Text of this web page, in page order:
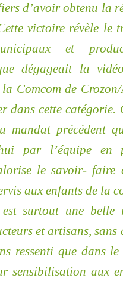
d’avoir obtenu la
victoire révèle le
et
dégageait la
Comcom de
dans cette catégorie.
mandat précédent
par l’équipe en
le savoir-
aux enfants de la
est surtout une
et artisans,
ressenti que dans
sensibilisation aux